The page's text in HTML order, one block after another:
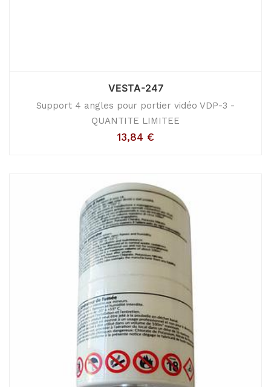
VESTA-247
Support 4 angles pour portier vidéo VDP-3 -
QUANTITE LIMITEE
13,84 €